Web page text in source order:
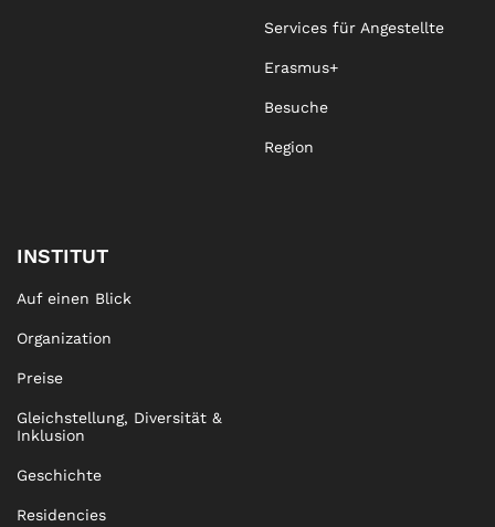
Services für Angestellte
Erasmus+
Besuche
Region
INSTITUT
Auf einen Blick
Organization
Preise
Gleichstellung, Diversität &
Inklusion
Geschichte
Residencies